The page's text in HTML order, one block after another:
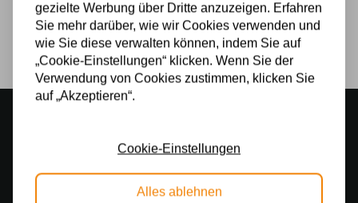
Lichtquelle
Kostenloser Versand in Deutschland ab 99 €
gezielte Werbung über Dritte anzuzeigen. Erfahren
Sie mehr darüber, wie wir Cookies verwenden und
wie Sie diese verwalten können, indem Sie auf
„Cookie-Einstellungen“ klicken. Wenn Sie der
Verwendung von Cookies zustimmen, klicken Sie
auf „Akzeptieren“.
Cookie-Einstellungen
Alles ablehnen